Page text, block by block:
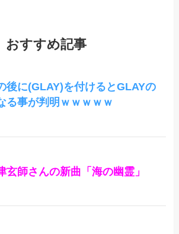
おすすめ記事
後に(GLAY)を付けるとGLAYの
る事が判明ｗｗｗｗｗ
玄師さんの新曲「海の幽霊」